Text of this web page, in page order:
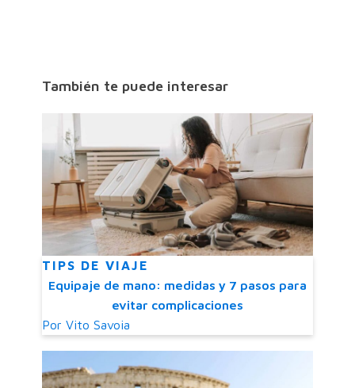
También te puede interesar
TIPS DE VIAJE
Equipaje de mano: medidas y 7 pasos para
evitar complicaciones
Por Vito Savoia